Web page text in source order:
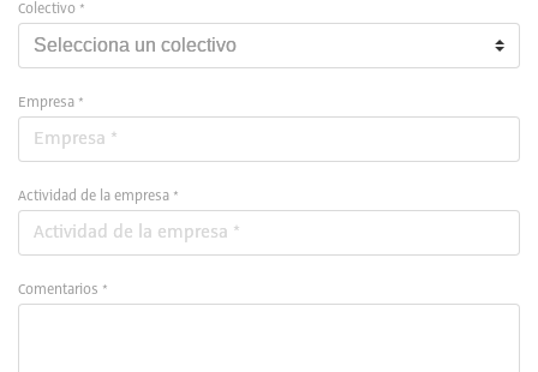
Colectivo *
Empresa *
Actividad de la empresa *
Comentarios *